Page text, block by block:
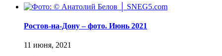
Ростов-на-Дону – фото. Июнь 2021